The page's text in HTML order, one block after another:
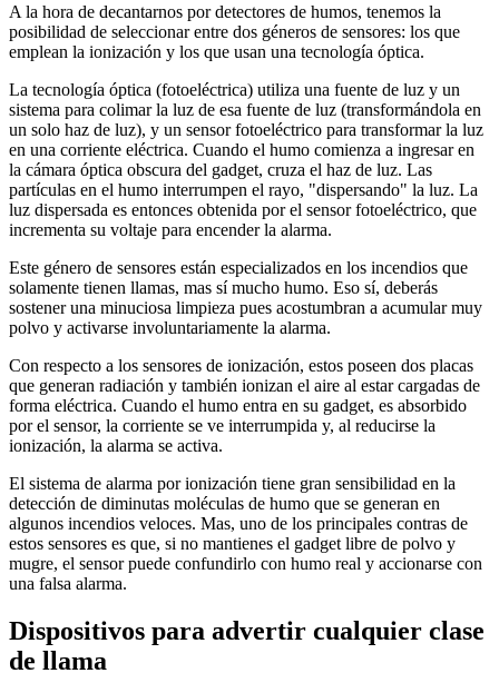
A la hora de decantarnos por detectores de humos, tenemos la
posibilidad de seleccionar entre dos géneros de sensores: los que
emplean la ionización y los que usan una tecnología óptica.
La tecnología óptica (fotoeléctrica) utiliza una fuente de luz y un
sistema para colimar la luz de esa fuente de luz (transformándola en
un solo haz de luz), y un sensor fotoeléctrico para transformar la luz
en una corriente eléctrica. Cuando el humo comienza a ingresar en
la cámara óptica obscura del gadget, cruza el haz de luz. Las
partículas en el humo interrumpen el rayo, "dispersando" la luz. La
luz dispersada es entonces obtenida por el sensor fotoeléctrico, que
incrementa su voltaje para encender la alarma.
Este género de sensores están especializados en los incendios que
solamente tienen llamas, mas sí mucho humo. Eso sí, deberás
sostener una minuciosa limpieza pues acostumbran a acumular muy
polvo y activarse involuntariamente la alarma.
Con respecto a los sensores de ionización, estos poseen dos placas
que generan radiación y también ionizan el aire al estar cargadas de
forma eléctrica. Cuando el humo entra en su gadget, es absorbido
por el sensor, la corriente se ve interrumpida y, al reducirse la
ionización, la alarma se activa.
El sistema de alarma por ionización tiene gran sensibilidad en la
detección de diminutas moléculas de humo que se generan en
algunos incendios veloces. Mas, uno de los principales contras de
estos sensores es que, si no mantienes el gadget libre de polvo y
mugre, el sensor puede confundirlo con humo real y accionarse con
una falsa alarma.
Dispositivos para advertir cualquier clase
de llama